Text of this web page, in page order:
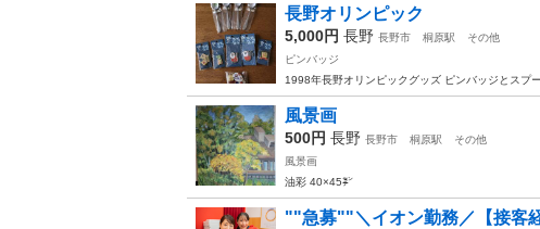
長野オリンピック
5,000円 長野 長野市 桐原駅
その他
ピンバッジ
1998年長野オリンピックグッズ ピンバッジとスプ
風景画
500円 長野 長野市 桐原駅
その他
風景画
油彩 40×45㌢
""急募""＼イオン勤務／【接客